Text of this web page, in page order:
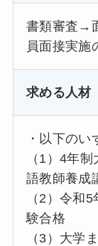
書類審査→
員面接実施
求める人材
・以下の
（1）4年
語教師養成
（2）令和
験合格
（3）大学